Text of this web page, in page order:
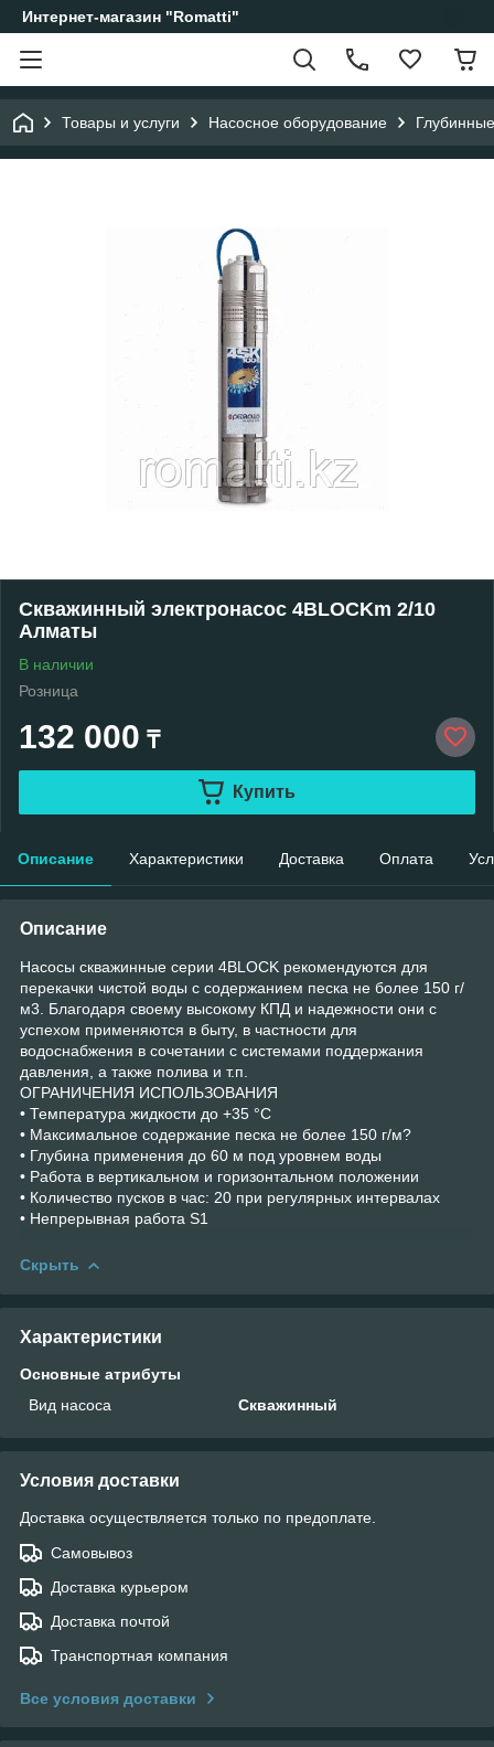
Интернет-магазин "Romatti"
Товары и услуги Насосное оборудование
Скважинный электронасос 4BLOCKm 2/10
Алматы
В наличии
Розница
132 000 ₸
Купить
Описание Характеристики Доставка Оплата
Описание
Насосы скважинные серии 4BLOCK рекомендуются для
перекачки чистой воды с содержанием песка не более 150 г/
м3. Благодаря своему высокому КПД и надежности они с
успехом применяются в быту, в частности для
водоснабжения в сочетании с системами поддержания
давления, а также полива и т.п.
ОГРАНИЧЕНИЯ ИСПОЛЬЗОВАНИЯ
• Температура жидкости до +35 °C
• Максимальное содержание песка не более 150 г/м?
• Глубина применения до 60 м под уровнем воды
• Работа в вертикальном и горизонтальном положении
• Количество пусков в час: 20 при регулярных интервалах
• Непрерывная работа S1
Скрыть
Характеристики
Основные атрибуты
Вид насоса
Скважинный
Условия доставки
Доставка осуществляется только по предоплате.
Самовывоз
Доставка курьером
Доставка почтой
Транспортная компания
Все условия доставки